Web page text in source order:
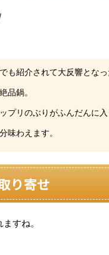
も紹介されて大反響となっ
品鍋。
プリのぶりがふんだんに入
味わえます。
り寄せ
すね。